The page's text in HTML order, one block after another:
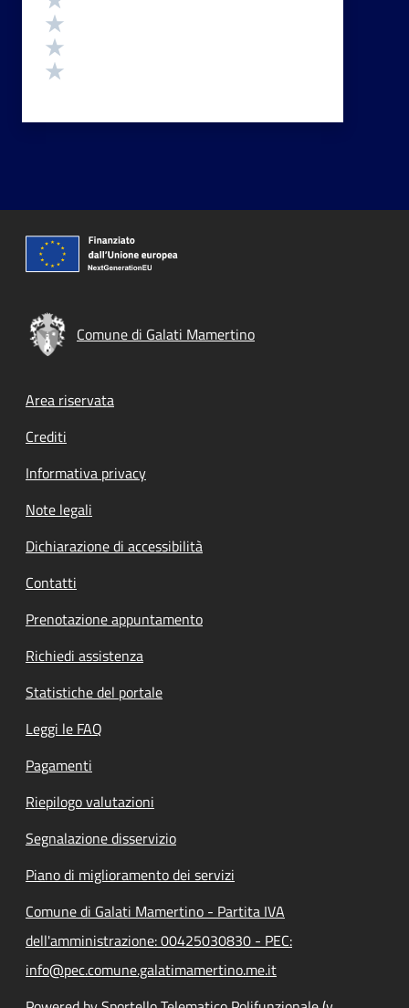
Comune di Galati Mamertino
Footer menu
Area riservata
Crediti
Informativa privacy
Note legali
Dichiarazione di accessibilità
Contatti
Prenotazione appuntamento
Richiedi assistenza
Statistiche del portale
Leggi le FAQ
Pagamenti
Riepilogo valutazioni
Segnalazione disservizio
Piano di miglioramento dei servizi
Comune di Galati Mamertino - Partita IVA
dell'amministrazione: 00425030830 - PEC:
info@pec.comune.galatimamertino.me.it